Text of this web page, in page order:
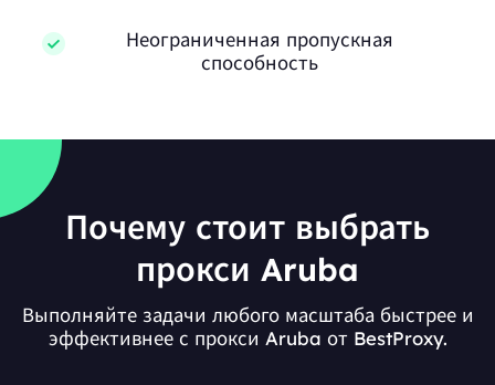
Неограниченная пропускная
способность
Почему стоит выбрать
прокси Aruba
Выполняйте задачи любого масштаба быстрее и
эффективнее с прокси Aruba от BestProxy.